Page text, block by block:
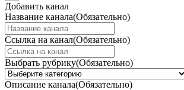
Добавить канал
Название канала(Обязательно)
Ссылка на канал(Обязательно)
Выбрать рубрику(Обязательно)
Описание канала(Обязательно)